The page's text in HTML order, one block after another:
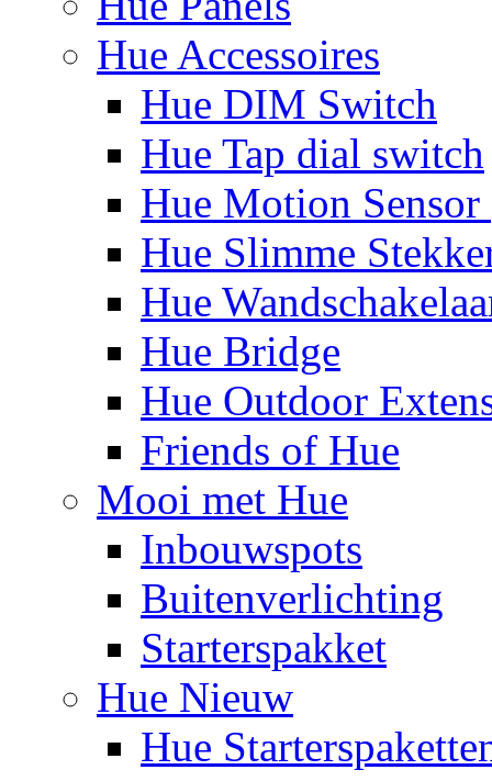
Hue Accessoires
Hue DIM Switch
Hue Tap dial switch
Hue Motion Sensor
Hue Slimme
Hue
Hue Bridge
Hue Outdoor
Friends of Hue
Mooi met Hue
Inbouwspots
Buitenverlichting
Starterspakket
Hue Nieuw
Hue